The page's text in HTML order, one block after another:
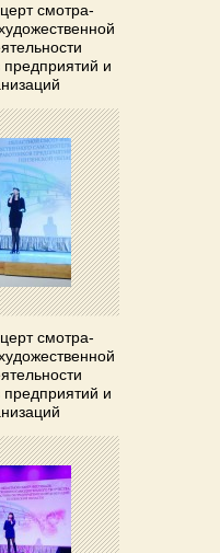
смотра-
предприятий и
смотра-
предприятий и